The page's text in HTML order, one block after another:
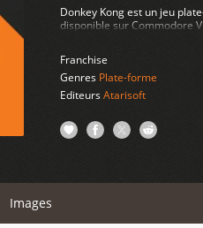
Donkey Kong est un jeu
disponible sur Commodore
Franchise
Genres Plate-forme
EditeursAtarisoft
Images